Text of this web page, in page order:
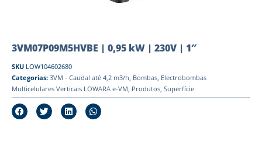
3VM07P09M5HVBE | 0,95 kW | 230V | 1″
SKU LOW104602680
Categorias: 3VM - Caudal até 4,2 m3/h, Bombas, Electrobombas
Multicelulares Verticais LOWARA e-VM, Produtos, Superfície